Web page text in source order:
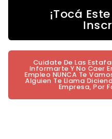
¡Tocá
Cuidate De Las
Informarte Y No Caer
Empleo NUNCA Te
Alguien Te Llama
Empresa, Por